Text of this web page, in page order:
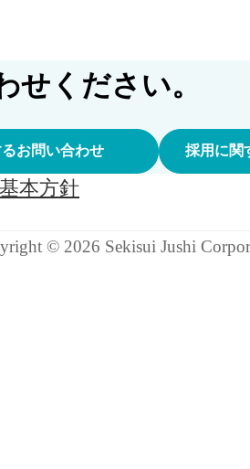
せください。
お問い合わせ 採用に関
本方針
© 2026 Sekisui Jushi